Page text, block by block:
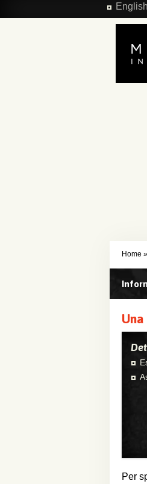
Salta al contenuto principaleEnglish
Home »
Per